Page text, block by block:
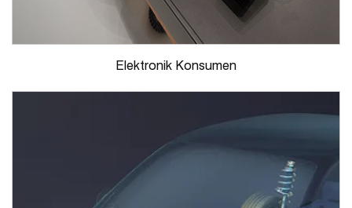
Elektronik Konsumen